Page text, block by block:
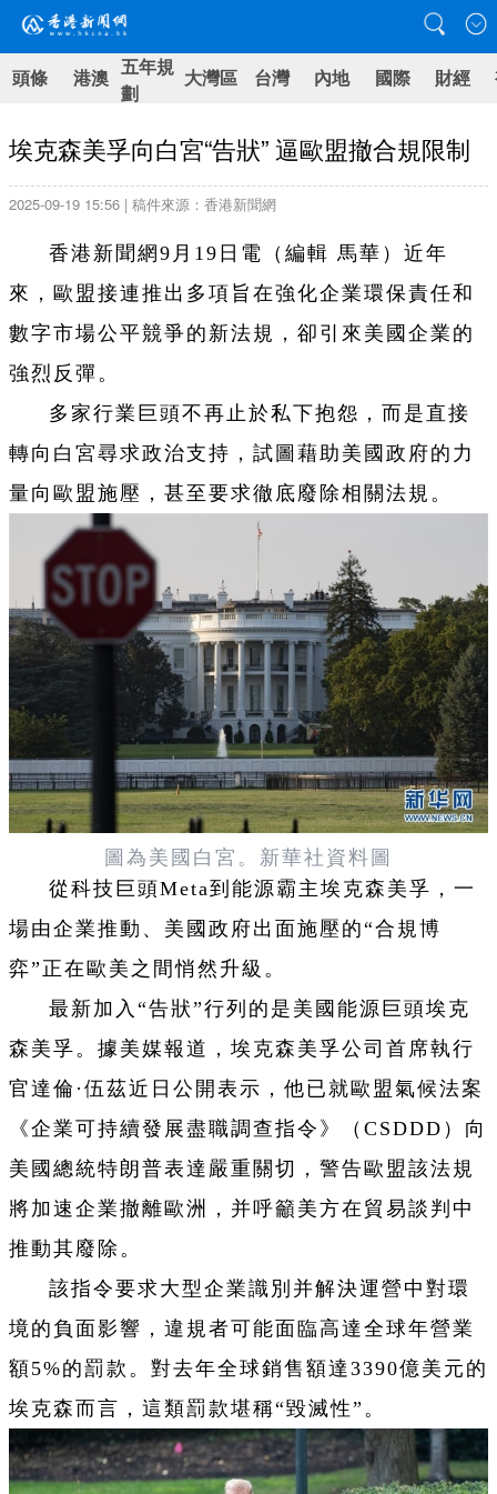
頭條 港澳 五年規
劃
大灣區 台灣 內地 國際 財經
埃克森美孚向白宮“告狀” 逼歐盟撤合規限制
2025-09-19 15:56 | 稿件來源：香港新聞網
香港新聞網9月19日電（編輯 馬華）近年
來，歐盟接連推出多項旨在強化企業環保責任和
數字市場公平競爭的新法規，卻引來美國企業的
強烈反彈。
多家行業巨頭不再止於私下抱怨，而是直接
轉向白宮尋求政治支持，試圖藉助美國政府的力
量向歐盟施壓，甚至要求徹底廢除相關法規。
圖為美國白宮。新華社資料圖
從科技巨頭Meta到能源霸主埃克森美孚，一
場由企業推動、美國政府出面施壓的“合規博
弈”正在歐美之間悄然升級。
最新加入“告狀”行列的是美國能源巨頭埃克
森美孚。據美媒報道，埃克森美孚公司首席執行
官達倫·伍茲近日公開表示，他已就歐盟氣候法案
《企業可持續發展盡職調查指令》（CSDDD）向
美國總統特朗普表達嚴重關切，警告歐盟該法規
將加速企業撤離歐洲，并呼籲美方在貿易談判中
推動其廢除。
該指令要求大型企業識別并解決運營中對環
境的負面影響，違規者可能面臨高達全球年營業
額5%的罰款。對去年全球銷售額達3390億美元的
埃克森而言，這類罰款堪稱“毀滅性”。